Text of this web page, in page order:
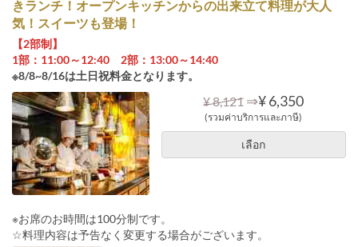
きランチ！オープンキッチンからの出来立て料理が大人
気！スイーツも登場！
【2部制】
1部：11:00～12:40 2部：13:00～14:40
※8/8~8/16は土日祝料金となります。
¥ 8,121 ⇒¥ 6,350
(รวมค่าบริการและภาษี)
เลือก
※お席のお時間は100分制です。
☆料理内容は予告なく変更する場合がございます。